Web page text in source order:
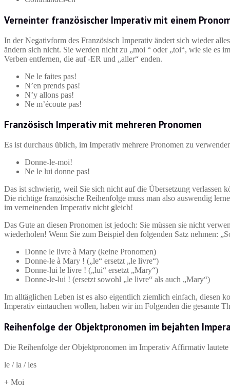
Verneinter französischer Imperativ mit einem
In der Negativform des Französisch Imperativ ändert sich wieder
ändern sich nicht. Sie werden nicht zu „moi “ oder „toi“, wie sie
Verben entfernen, die auf -ER und „aller“ enden.
Ne le faites pas!
N’en prends pas!
N’y allons pas!
Ne m’écoute pas!
Französisch Imperativ mit mehreren Pronomen
Es ist durchaus üblich, im Imperativ mehrere Pronomen zu
Donne-le-moi!
Ne le lui donne pas!
Das ist schwierig, weil Sie sich nicht auf die Übersetzung verlassen
Die richtige französische Reihenfolge muss man also auswendig
im verneinenden Imperativ nicht gleich!
Das Gute an diesen Pronomen ist jedoch: Sie müssen sie nicht
wiederholen! Wenn Sie zum Beispiel den folgenden Satz nehmen:
Donne le livre à Mary (keine Pronomen)
Donne-le à Mary ! („le“ ersetzt „le livre“)
Donne-lui le livre ! („lui“ ersetzt „Mary“)
Donne-le-lui ! (ersetzt sowohl „le livre“ als auch „Mary“)
Im alltäglichen Leben ist es also eigentlich ziemlich einfach, diesen
Imperativ eintauchen wollen, haben wir im Folgenden die gesamte
Reihenfolge der Objektpronomen im bejahten
Die Reihenfolge der Objektpronomen im Imperativ Affirmativ
le / la / les
+ Moi